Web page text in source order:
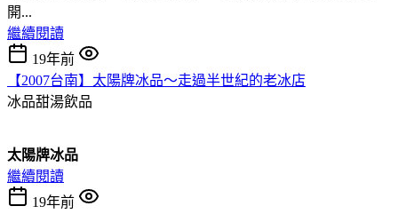
開...
繼續閱讀
19年前
【2007台南】太陽牌冰品～走過半世紀的老冰店
冰品甜湯飲品
太陽牌冰品
繼續閱讀
19年前